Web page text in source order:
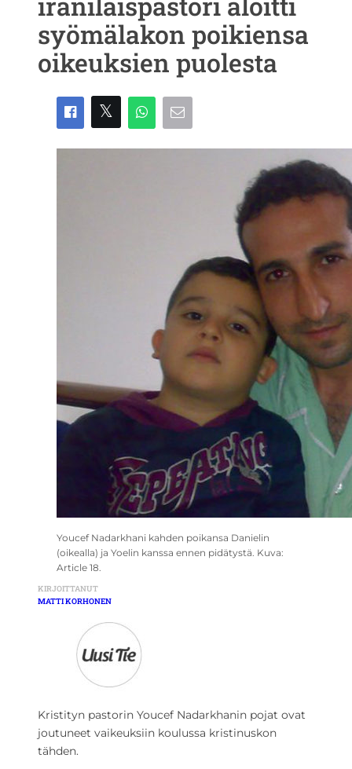
syömälakon poikiensa
oikeuksien puolesta
Youcef Nadarkhani kahden poikansa Danielin
(oikealla) ja Yoelin kanssa ennen pidätystä. Kuva:
Article 18.
KIRJOITTANUT
MATTI KORHONEN
Kristityn pastorin Youcef Nadarkhanin pojat ovat
joutuneet vaikeuksiin koulussa kristinuskon
tähden.